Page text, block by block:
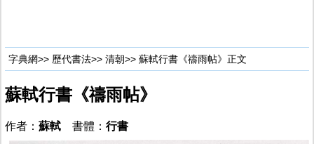
字典網>> 歷代書法>> 清朝>> 蘇軾行書《禱雨帖》正文
蘇軾行書《禱雨帖》
作者： 蘇軾 書體： 行書